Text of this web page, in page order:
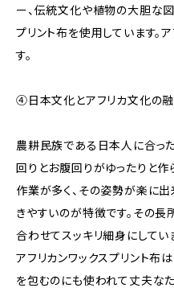
ー、伝統文化や植物の大胆な
プリント布を使用しています
す。
④日本文化とアフリカ文化の
農耕民族である日本人に合っ
回りとお腹回りがゆったりと作
作業が多く、その姿勢が楽に
きやすいのが特徴です。その
合わせてスッキリ細身にしてい
アフリカンワックスプリント布
を包むのにも使われて丈夫な